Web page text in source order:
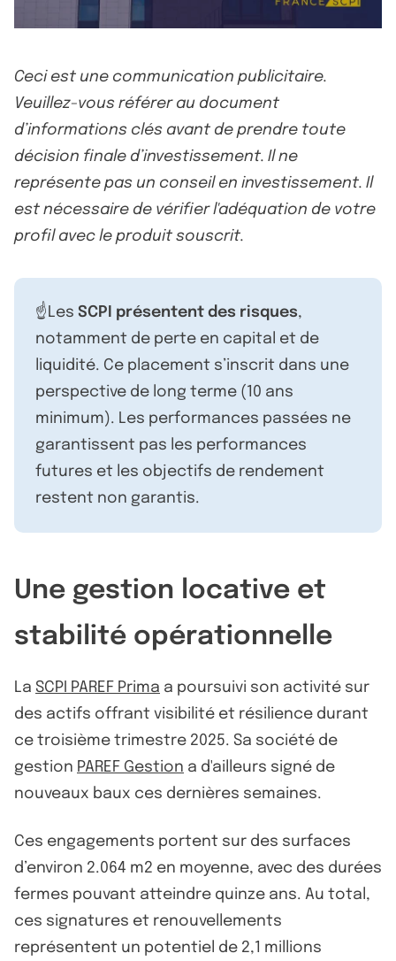
Ceci est une communication publicitaire.
Veuillez-vous référer au document
d’informations clés avant de prendre toute
décision finale d’investissement. Il ne
représente pas un conseil en investissement. Il
est nécessaire de vérifier l'adéquation de votre
profil avec le produit souscrit.
☝️Les SCPI présentent des risques,
notamment de perte en capital et de
liquidité. Ce placement s’inscrit dans une
perspective de long terme (10 ans
minimum). Les performances passées ne
garantissent pas les performances
futures et les objectifs de rendement
restent non garantis.
Une gestion locative et
stabilité opérationnelle
La SCPI PAREF Prima a poursuivi son activité sur
des actifs offrant visibilité et résilience durant
ce troisième trimestre 2025. Sa société de
gestion PAREF Gestion a d'ailleurs signé de
nouveaux baux ces dernières semaines.
Ces engagements portent sur des surfaces
d’environ 2.064 m2 en moyenne, avec des durées
fermes pouvant atteindre quinze ans. Au total,
ces signatures et renouvellements
représentent un potentiel de 2,1 millions